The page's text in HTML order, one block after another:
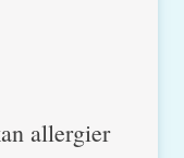
allergier